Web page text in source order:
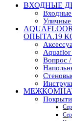
ВХОДНЫЕ
Уличные
ОПЫТА.19
Aquaflor
Вопрос